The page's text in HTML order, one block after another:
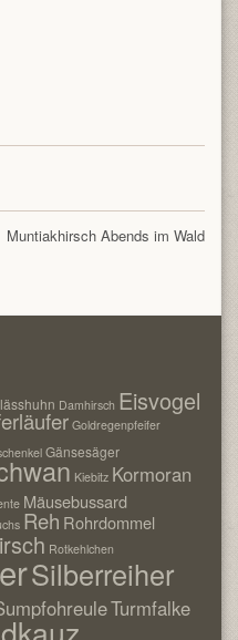
Muntiakhirsch Abends im Wald
Damhirsch Eisvogel
Goldregenpfeifer
Gänsesäger
Kiebitz Kormoran
Mäusebussard
Reh Rohrdommel
Rotkehlchen
Silberreiher
Turmfalke